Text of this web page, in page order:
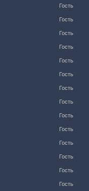
Гость
Гость
Гость
Гость
Гость
Гость
Гость
Гость
Гость
Гость
Гость
Гость
Гость
Гость